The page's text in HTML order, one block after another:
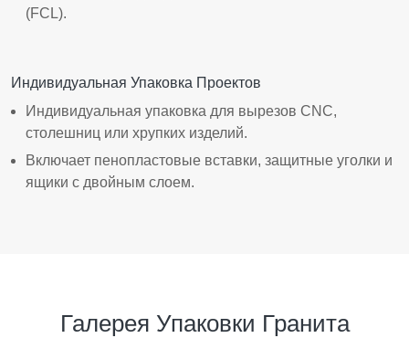
(FCL).
Индивидуальная Упаковка Проектов
Индивидуальная упаковка для вырезов CNC,
столешниц или хрупких изделий.
Включает пенопластовые вставки, защитные уголки и
ящики с двойным слоем.
Галерея Упаковки Гранита